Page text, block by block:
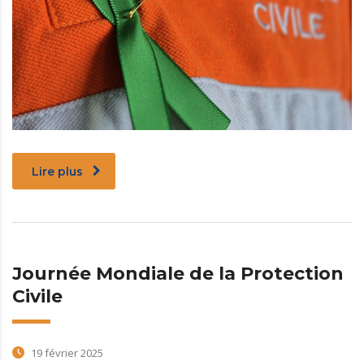
Lire plus
Journée Mondiale de la Protection
Civile
19 février 2025